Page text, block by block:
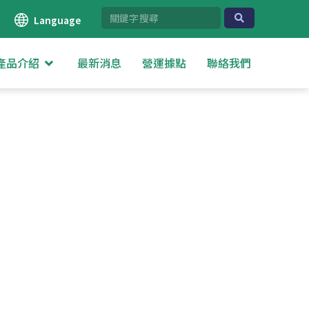
Language
品介紹 最新消息 營運據點 聯絡我們